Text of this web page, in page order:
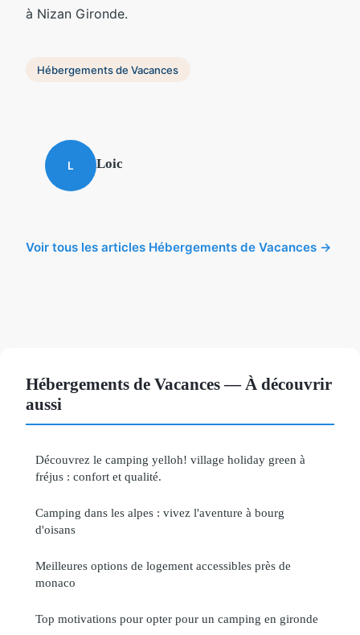
à Nizan Gironde.
Hébergements de Vacances
L Loic
Voir tous les articles Hébergements de Vacances →
Hébergements de Vacances — À découvrir
aussi
Découvrez le camping yelloh! village holiday green à
fréjus : confort et qualité.
Camping dans les alpes : vivez l'aventure à bourg
d'oisans
Meilleures options de logement accessibles près de
monaco
Top motivations pour opter pour un camping en gironde